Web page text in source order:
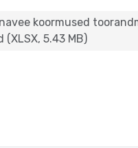
koormused
5.43 MB)